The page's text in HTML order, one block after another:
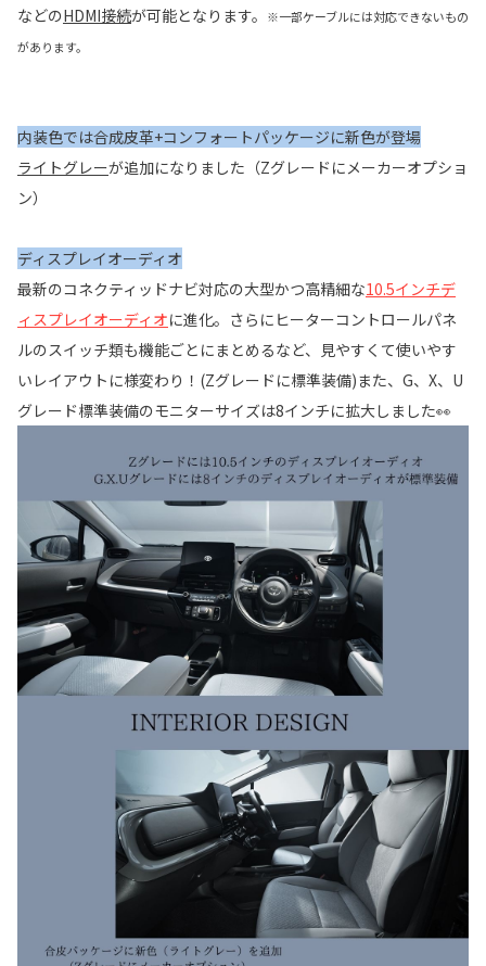
などのHDMI接続が可能となります。
※一部ケーブルには対応できないもの
があります。
内装色では合成皮革+コンフォートパッケージに新色が登場
ライトグレーが追加になりました（Zグレードにメーカーオプショ
ン）
ディスプレイオーディオ
最新のコネクティッドナビ対応の大型かつ高精細な10.5インチデ
ィスプレイオーディオに進化。さらにヒーターコントロールパネ
ルのスイッチ類も機能ごとにまとめるなど、見やすくて使いやす
いレイアウトに様変わり！(Zグレードに標準装備)また、G、X、U
グレード標準装備のモニターサイズは8インチに拡大しました👀